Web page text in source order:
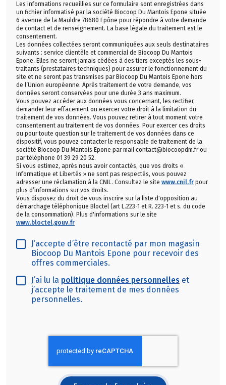
Les informations recueillies sur ce formulaire sont enregistrées dans
un fichier informatisé par la société Biocoop Du Mantois Epone située
6 avenue de la Mauldre 78680 Epône pour répondre à votre demande
de contact et de renseignement. La base légale du traitement est le
consentement.
Les données collectées seront communiquées aux seuls destinataires
suivants : service clientèle et commercial de Biocoop Du Mantois
Epone. Elles ne seront jamais cédées à des tiers exceptés les sous-
traitants (prestataires techniques) pour assurer le fonctionnement du
site et ne seront pas transmises par Biocoop Du Mantois Epone hors
de l’Union européenne. Après traitement de votre demande, vos
données seront conservées pour une durée 3 ans maximum.
Vous pouvez accéder aux données vous concernant, les rectifier,
demander leur effacement ou exercer votre droit à la limitation du
traitement de vos données. Vous pouvez retirer à tout moment votre
consentement au traitement de vos données. Pour exercer ces droits
ou pour toute question sur le traitement de vos données dans ce
dispositif, vous pouvez contacter le responsable de traitement de la
société Biocoop Du Mantois Epone par mail contact@biocoopdm.fr ou
par téléphone 01 39 29 20 52.
Si vous estimez, après nous avoir contactés, que vos droits «
Informatique et Libertés » ne sont pas respectés, vous pouvez
adresser une réclamation à la CNIL. Consultez le site www.cnil.fr pour
plus d’informations sur vos droits.
Vous disposez du droit de vous inscrire sur la liste d'opposition au
démarchage téléphonique Bloctel (art L.223-1 et R. 223-1 et s. du code
de la consommation). Plus d'informations sur le site
www.bloctel.gouv.fr
J’accepte d’être recontacté par mon magasin
Biocoop Du Mantois Epone pour recevoir des
offres commerciales.
J’ai lu la politique données personnelles et
j’accepte le traitement de mes données
personnelles.